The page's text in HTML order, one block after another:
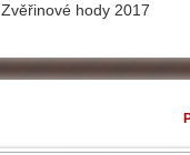
Zvěřinové hody 2017